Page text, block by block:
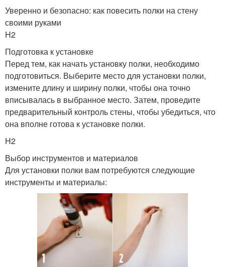
Уверенно и безопасно: как повесить полки на стену
своими руками
H2
Подготовка к установке
Перед тем, как начать установку полки, необходимо
подготовиться. Выберите место для установки полки,
измените длину и ширину полки, чтобы она точно
вписывалась в выбранное место. Затем, проведите
предварительный контроль стены, чтобы убедиться, что
она вполне готова к установке полки.
H2
Выбор инструментов и материалов
Для установки полки вам потребуются следующие
инструменты и материалы: